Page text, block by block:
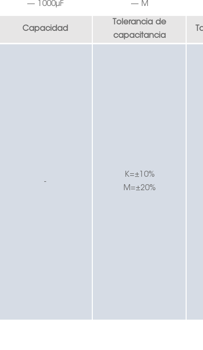
— 1000µF — M
Capacidad
Tolerancia de
capacitancia
-
K=± 1 0%
M=±20%